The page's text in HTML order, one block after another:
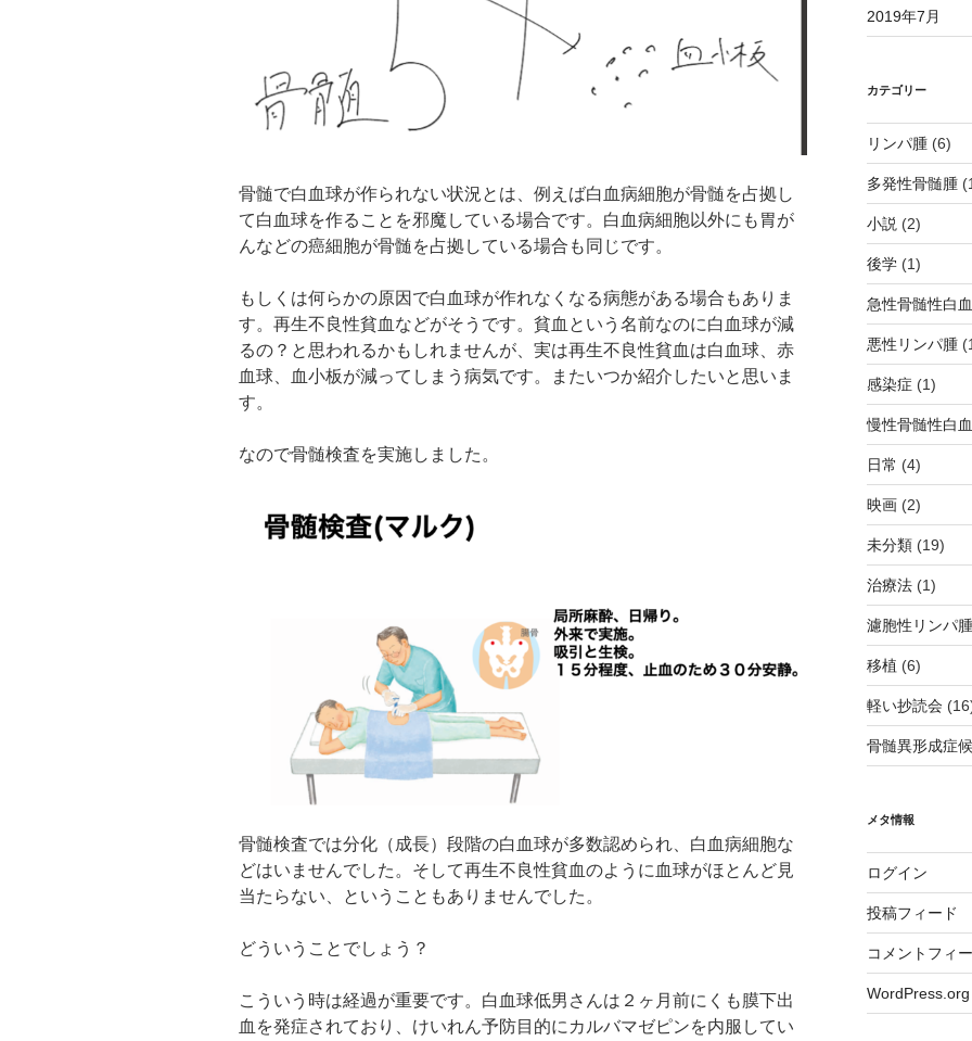
骨髄で白血球が作られない状況とは、例えば白血病細胞が骨髄を占拠し
て白血球を作ることを邪魔している場合です。白血病細胞以外にも胃が
んなどの癌細胞が骨髄を占拠している場合も同じです。
もしくは何らかの原因で白血球が作れなくなる病態がある場合もありま
す。再生不良性貧血などがそうです。貧血という名前なのに白血球が減
るの？と思われるかもしれませんが、実は再生不良性貧血は白血球、赤
血球、血小板が減ってしまう病気です。またいつか紹介したいと思いま
す。
なので骨髄検査を実施しました。
骨髄検査では分化（成長）段階の白血球が多数認められ、白血病細胞な
どはいませんでした。そして再生不良性貧血のように血球がほとんど見
当たらない、ということもありませんでした。
どういうことでしょう？
こういう時は経過が重要です。白血球低男さんは２ヶ月前にくも膜下出
血を発症されており、けいれん予防目的にカルバマゼピンを内服してい
2019年7月
カテゴリー
リンパ腫(6)
多発性骨髄腫
小説 (2)
後学(1)
急性骨髄性白
悪性リンパ腫
感染症 (1)
慢性骨髄性白
日常 (4)
映画(2)
未分類(19)
治療法(1)
濾胞性リンパ腫
移植 (6)
軽い抄読会
骨髄異形成症
メタ情報
ログイン
投稿フィード
コメントフィ
WordPress.org